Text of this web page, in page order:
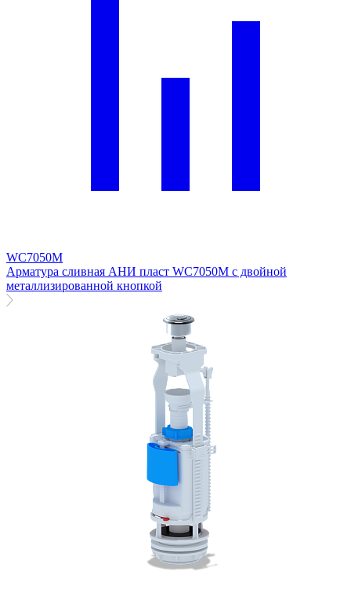
WC7050M
Арматура сливная АНИ пласт WC7050M с двойной
металлизированной кнопкой